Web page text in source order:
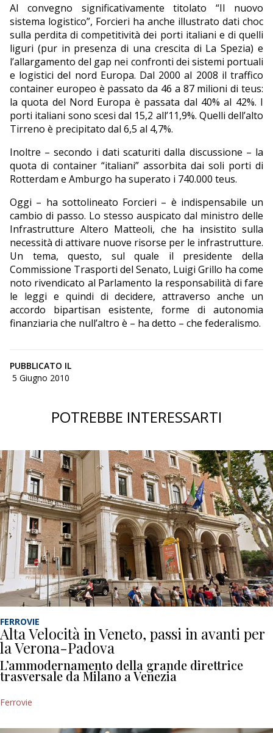
Al convegno significativamente titolato “Il nuovo
sistema logistico”, Forcieri ha anche illustrato dati choc
sulla perdita di competitività dei porti italiani e di quelli
liguri (pur in presenza di una crescita di La Spezia) e
l’allargamento del gap nei confronti dei sistemi portuali
e logistici del nord Europa. Dal 2000 al 2008 il traffico
container europeo è passato da 46 a 87 milioni di teus:
la quota del Nord Europa è passata dal 40% al 42%. I
porti italiani sono scesi dal 15,2 all’11,9%. Quelli dell’alto
Tirreno è precipitato dal 6,5 al 4,7%.
Inoltre – secondo i dati scaturiti dalla discussione – la
quota di container “italiani” assorbita dai soli porti di
Rotterdam e Amburgo ha superato i 740.000 teus.
Oggi – ha sottolineato Forcieri – è indispensabile un
cambio di passo. Lo stesso auspicato dal ministro delle
Infrastrutture Altero Matteoli, che ha insistito sulla
necessità di attivare nuove risorse per le infrastrutture.
Un tema, questo, sul quale il presidente della
Commissione Trasporti del Senato, Luigi Grillo ha come
noto rivendicato al Parlamento la responsabilità di fare
le leggi e quindi di decidere, attraverso anche un
accordo bipartisan esistente, forme di autonomia
finanziaria che null’altro è – ha detto – che federalismo.
PUBBLICATO IL
5 Giugno 2010
POTREBBE INTERESSARTI
FERROVIE
Alta Velocità in Veneto, passi in avanti per
la Verona-Padova
L’ammodernamento della grande direttrice
trasversale da Milano a Venezia
Ferrovie